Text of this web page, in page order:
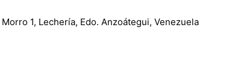
1, Lechería, Edo. Anzoátegui, Venezuela